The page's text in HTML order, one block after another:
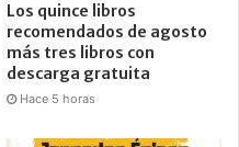
Los quince libros
recomendados de agosto
más tres libros con
descarga gratuita
Hace 5 horas